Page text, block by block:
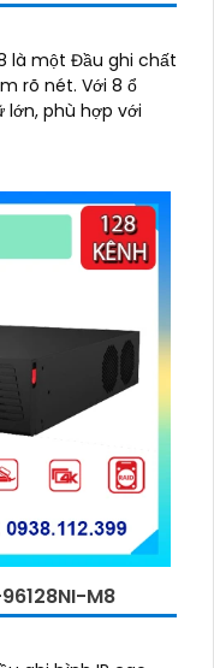
là một Đầu ghi chất
Với 8 ổ
lớn, phù hợp với
96128NI-M8